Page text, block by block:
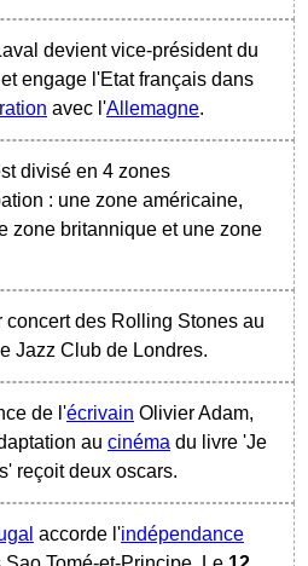
devient vice-président du
engage l'Etat français dans
avec l'Allemagne.
divisé en 4 zones
: une zone américaine,
zone britannique et une zone
concert des Rolling Stones au
Jazz Club de Londres.
de l'écrivain Olivier Adam,
au cinéma du livre 'Je
reçoit deux oscars.
accorde l'indépendance